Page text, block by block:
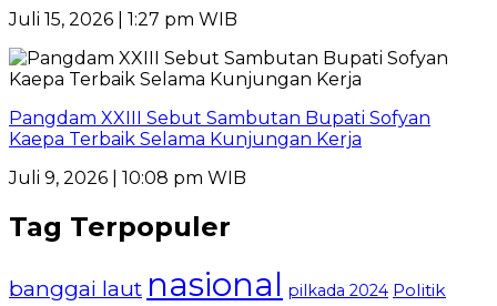
Juli 15, 2026 | 1:27 pm WIB
Pangdam XXIII Sebut Sambutan Bupati Sofyan
Kaepa Terbaik Selama Kunjungan Kerja
Juli 9, 2026 | 10:08 pm WIB
Tag Terpopuler
banggai laut nasional pilkada 2024 Politik